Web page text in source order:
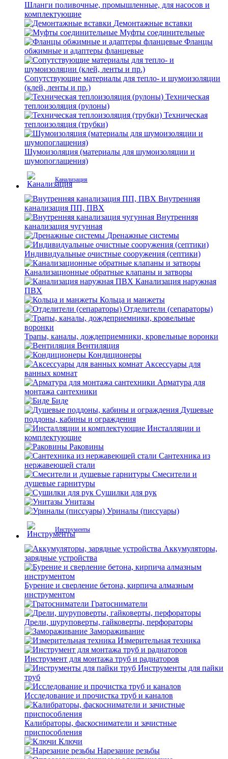
Шланги поливочные, промышленные, для насосов и
комплектующие
Демонтажные вставки
Муфты соединительные
Фланцы
обжимные и адаптеры фланцевые
Сопутствующие материалы для тепло- и шумоизоляции
(клей, ленты и пр.)
Техническая
теплоизоляция (рулоны)
Техническая
теплоизоляция (трубки)
Шумоизоляция (материалы для шумоизоляции и
шумопоглащения)
Канализация
Внутренняя
канализация ПП, ПВХ
Внутренняя
канализация чугунная
Дренажные системы
Индивидуальные очистные сооружения (септики)
Канализационные обратные клапаны и затворы
Канализация наружная
ПВХ
Кольца и манжеты
Отделители (сепараторы)
Трапы, каналы, дождеприемники, кровельные воронки
Вентиляция
Кондиционеры
Аксессуары для
ванных комнат
Арматура для
монтажа сантехники
Биде
Душевые
поддоны, кабины и ограждения
Инсталляции и
комплектующие
Раковины
Сантехника из
нержавеющей стали
Смесители и
душевые гарнитуры
Сушилки для рук
Унитазы
Уриналы (писсуары)
Инструменты
Аккумуляторы,
зарядные устройства
Бурение и сверление бетона, кирпича алмазным
инструментом
Гратосниматели
Дрели, шуруповерты, гайковерты, перфораторы
Замораживание
Измерительная техника
Инструмент для монтажа труб и радиаторов
Инструменты для пайки
труб
Исследование и прочистка труб и каналов
Калибраторы, фаскосниматели и зачистные
приспособления
Ключи
Нарезание резьбы